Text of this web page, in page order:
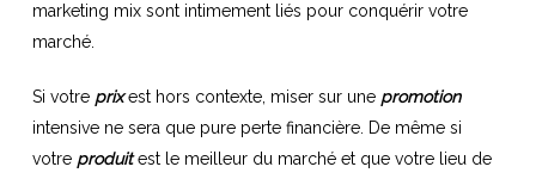
marketing mix sont intimement liés pour conquérir votre
marché.
Si votre prixest hors contexte, miser sur une promotion
intensive ne sera que pure perte financière. De même si
votre produitest le meilleur du marché et que votre lieu de